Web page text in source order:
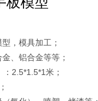
，模具加工；
、铝合金等等；
2.5*1.5*1米；